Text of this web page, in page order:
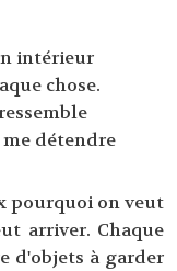
intérieur
chose.
détendre
pourquoi on veut
arriver. Chaque
d'objets à garder